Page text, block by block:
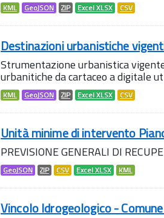
KML GeoJSON ZIP Excel XLSX CSV
Destinazioni urbanistiche
Strumentazione urbanistica
urbanitiche da cartaceo a digitale
KML GeoJSON ZIP Excel XLSX CSV
Unità minime di intervento
PREVISIONE GENERALI DI
GeoJSON ZIP CSV Excel XLSX KML
Vincolo Idrogeologico -